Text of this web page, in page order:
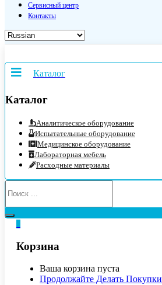
Сервисный центр
Контакты
Каталог
Каталог
Аналитическое оборудование
Испытательные оборудование
Медицинское оборудование
Лабораторная мебель
Расходные материалы
Корзина
Ваша корзина пуста
Продолжайте Делать Покупки